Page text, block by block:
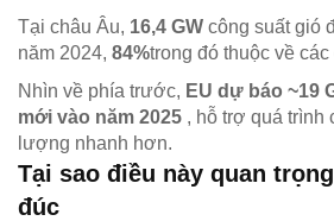
Tại châu Âu, 16,4 GW công suất gió
năm 2024, 84%trong đó thuộc về
Nhìn về phía trước, EU dự báo ~19
mới vào năm 2025 , hỗ trợ quá trình
lượng nhanh hơn.
Tại sao điều này quan
đúc